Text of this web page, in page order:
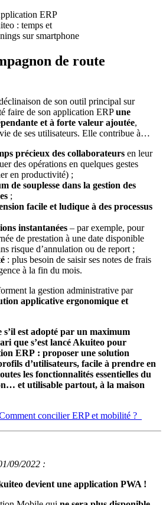
de route
de son outil principal sur
faire de son application ERPune
et à forte valeur ajoutée,
de ses utilisateurs. Elle contribue à…
précieux des collaborateurs en leur
des opérations en quelques gestes
en productivité) ;
de souplesse dans la gestion des
;
facile et ludique à des processus
instantanées – par exemple, pour
de prestation à une date disponible
risque d’annulation ou de report ;
: plus besoin de saisir ses notes de frais
à la fin du mois.
la gestion administrative par
applicative ergonomique et
s’il est adopté par un maximum
que s’est lancé Akuiteo pour
ERP : proposer une solution
d’utilisateurs, facile à prendre en
les fonctionnalités essentielles du
et utilisable partout, à la maison
concilier ERP et mobilité ?
09/2022 :
devient une application PWA !